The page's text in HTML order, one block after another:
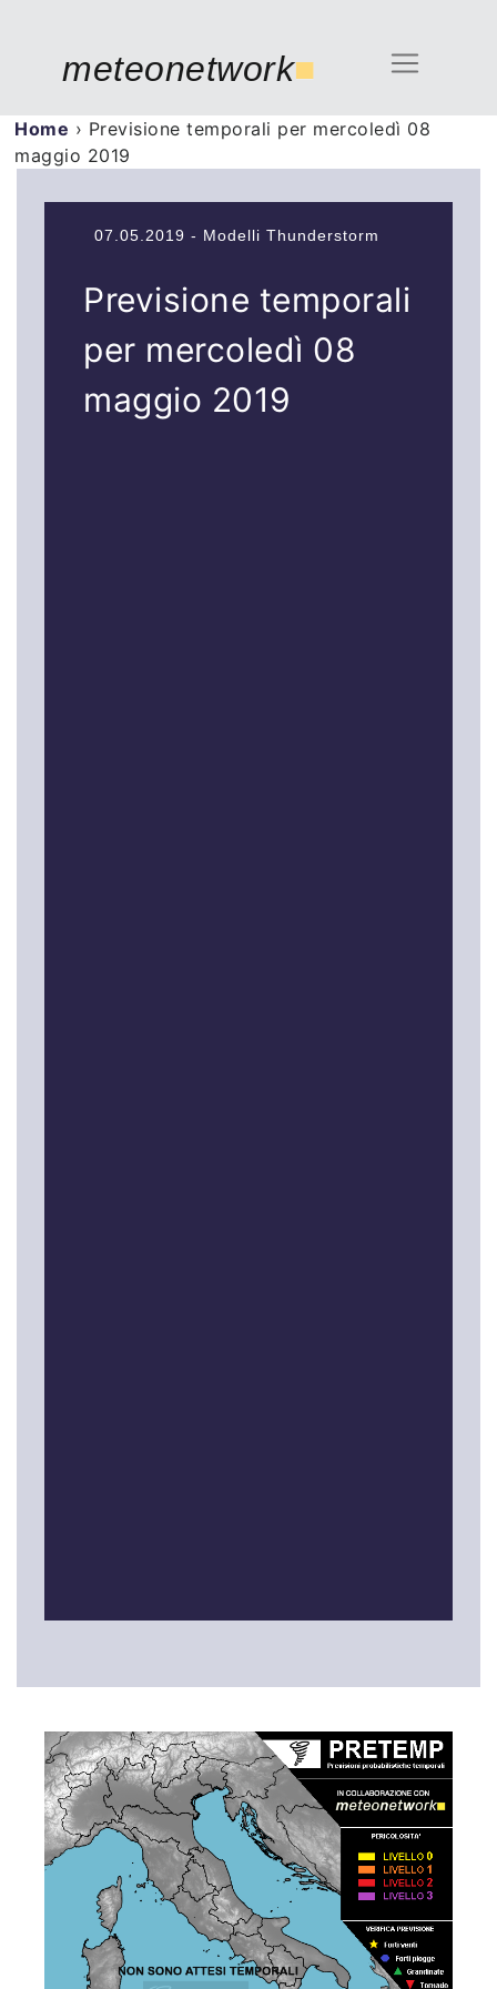
meteonetwork■
Home › Previsione temporali per mercoledì 08
maggio 2019
07.05.2019 - Modelli Thunderstorm
Previsione temporali
per mercoledì 08
maggio 2019